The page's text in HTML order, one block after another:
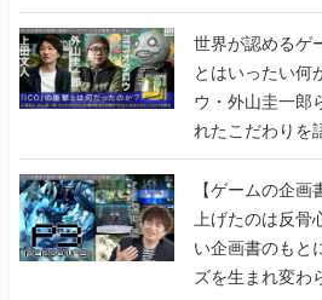
世界が認めるゲ
とはいったい何
ウ・外山圭一郎
れたこだわりを
画書】
【ゲームの企
上げたのは反
い企画書のもと
ズを生まれ変わ